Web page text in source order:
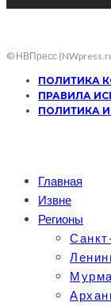
© НВПресс
ПОЛИТИКА
ПРАВИЛА
ПОЛИТИКА
Главная
Извне
Регионы